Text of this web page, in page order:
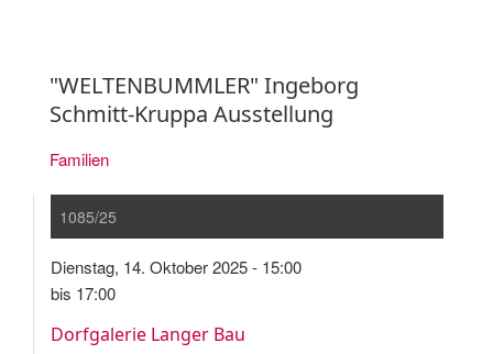
"WELTENBUMMLER" Ingeborg
Schmitt-Kruppa Ausstellung
Familien
1085/25
Dienstag, 14. Oktober 2025 - 15:00
bis 17:00
Dorfgalerie Langer Bau